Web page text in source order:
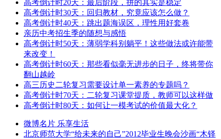
高考倒计时20天：最后阶段，拼的其实是稳定
高考倒计时30天：回归教材，究竟应该怎么做？
高考倒计时40天：跳出题海误区，理性用好套卷
亲历中考招生季的随想与感悟
高考倒计时50天：薄弱学科别躺平！这些做法或许能带
来改变！
高考倒计时60天：那些看似毫无进步的日子，终将带你
翻山越岭
高三历史二轮复习需要设计单一素养的专题吗？
高考倒计时70天：二轮复习课堂提质，教师可以这样做
高考倒计时80天：如何让一模考试的价值最大化？
微博名片 乐享生活
北京师范大学“给未来的自己”2012毕业生晚会沙画“木铎